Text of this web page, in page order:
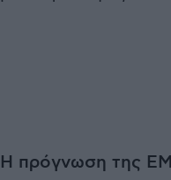
Η πρόγνωση της